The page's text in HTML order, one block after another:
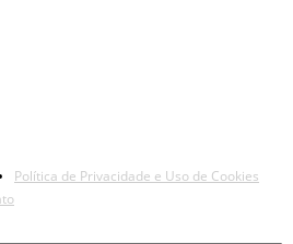
Política de Privacidade e Uso de Cookies